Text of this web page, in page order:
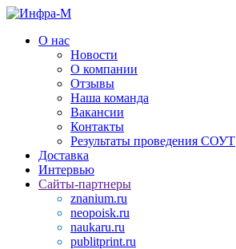
О нас
Новости
О компании
Отзывы
Наша команда
Вакансии
Контакты
Результаты проведения СОУТ
Доставка
Интервью
Сайты-партнеры
znanium.ru
neopoisk.ru
naukaru.ru
publitprint.ru